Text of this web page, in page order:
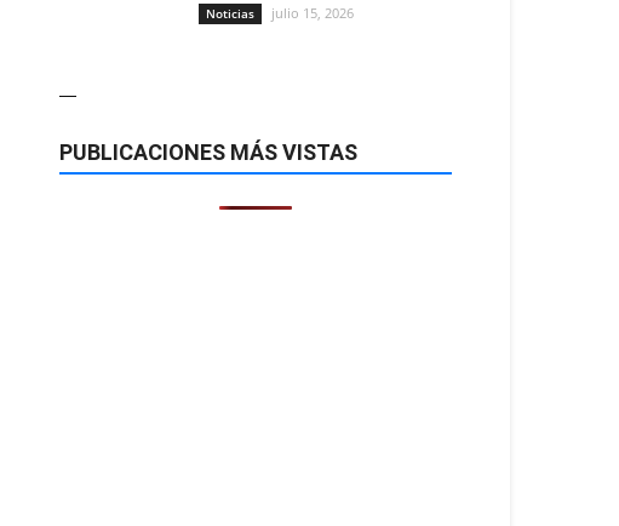
Noticias julio 15, 2026
—
PUBLICACIONES MÁS VISTAS